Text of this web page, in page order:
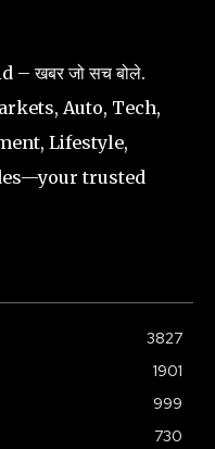
खबर जो सच बोले.
Auto, Tech,
Lifestyle,
trusted
3827
1901
999
730